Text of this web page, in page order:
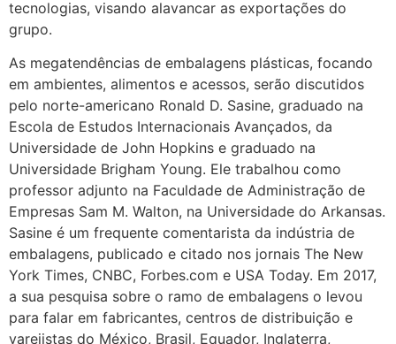
tecnologias, visando alavancar as exportações do
grupo.
As megatendências de embalagens plásticas, focando
em ambientes, alimentos e acessos, serão discutidos
pelo norte-americano Ronald D. Sasine, graduado na
Escola de Estudos Internacionais Avançados, da
Universidade de John Hopkins e graduado na
Universidade Brigham Young. Ele trabalhou como
professor adjunto na Faculdade de Administração de
Empresas Sam M. Walton, na Universidade do Arkansas.
Sasine é um frequente comentarista da indústria de
embalagens, publicado e citado nos jornais The New
York Times, CNBC, Forbes.com e USA Today. Em 2017,
a sua pesquisa sobre o ramo de embalagens o levou
para falar em fabricantes, centros de distribuição e
varejistas do México, Brasil, Equador, Inglaterra,